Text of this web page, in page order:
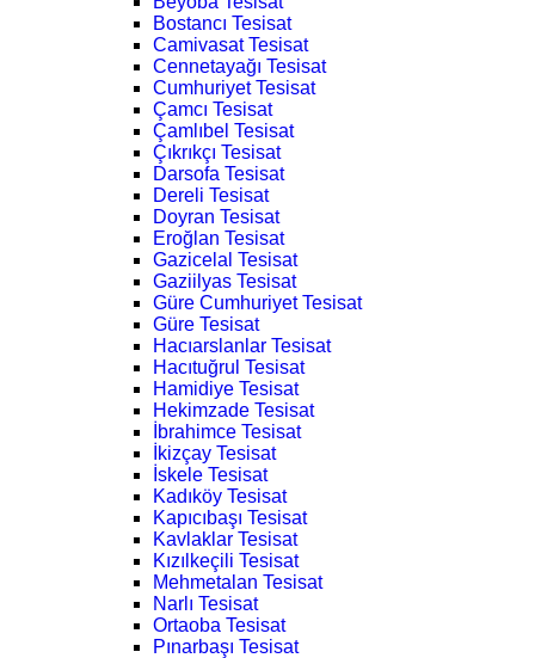
Bostancı Tesisat
Camivasat Tesisat
Cennetayağı Tesisat
Cumhuriyet Tesisat
Çamcı Tesisat
Çamlıbel Tesisat
Çıkrıkçı Tesisat
Darsofa Tesisat
Dereli Tesisat
Doyran Tesisat
Eroğlan Tesisat
Gazicelal Tesisat
Gaziilyas Tesisat
Güre Cumhuriyet Tesisat
Güre Tesisat
Hacıarslanlar Tesisat
Hacıtuğrul Tesisat
Hamidiye Tesisat
Hekimzade Tesisat
İbrahimce Tesisat
İkizçay Tesisat
İskele Tesisat
Kadıköy Tesisat
Kapıcıbaşı Tesisat
Kavlaklar Tesisat
Kızılkeçili Tesisat
Mehmetalan Tesisat
Narlı Tesisat
Ortaoba Tesisat
Pınarbaşı Tesisat